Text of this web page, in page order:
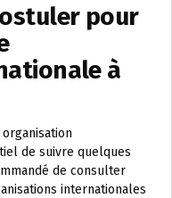
pour
à
de suivre quelques
de consulter
internationales